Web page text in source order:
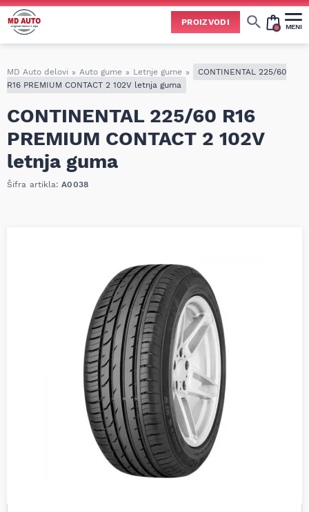
PROIZVODI MENI
MD Auto delovi » Auto gume » Letnje gume »
CONTINENTAL 225/60
R16 PREMIUM CONTACT 2 102V letnja guma
CONTINENTAL 225/60 R16
PREMIUM CONTACT 2 102V
letnja guma
Šifra artikla:A0038